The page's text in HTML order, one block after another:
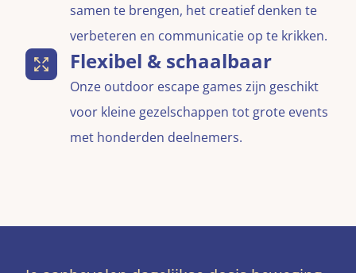
samen te brengen, het creatief denken te
verbeteren en communicatie op te krikken.
Flexibel & schaalbaar
Onze outdoor escape games zijn geschikt
voor kleine gezelschappen tot grote events
met honderden deelnemers.